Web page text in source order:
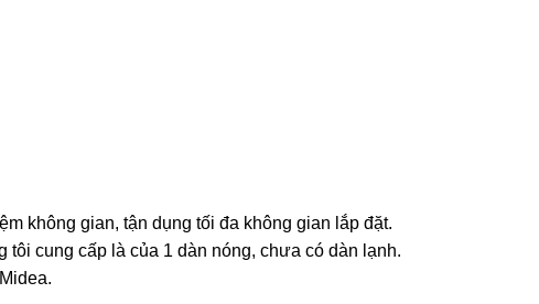
không gian, tận dụng tối đa không gian lắp đặt.
cung cấp là của 1 dàn nóng, chưa có dàn lạnh.